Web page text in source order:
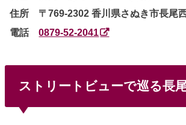
住所 〒769-2302 香川県さぬき市長尾
電話0879-52-2041
ストリートビューで巡る長